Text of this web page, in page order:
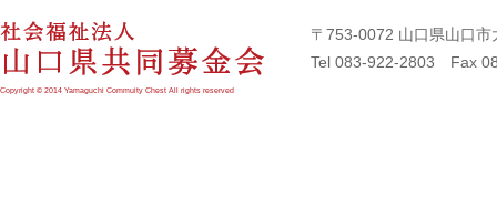
〒753-0072 山口県山口
Tel 083-922-2803 Fax
Copyright © 2014 Yamaguchi Commuity Chest All rights reserved